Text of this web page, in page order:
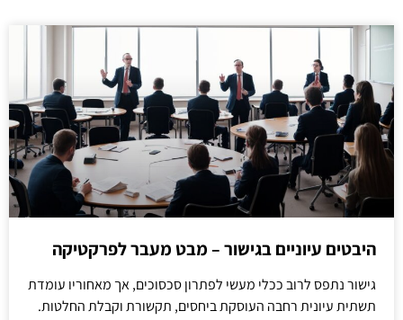
היבטים עיוניים בגישור – מבט מעבר לפרקטיקה
גישור נתפס לרוב ככלי מעשי לפתרון סכסוכים, אך מאחוריו עומדת
תשתית עיונית רחבה העוסקת ביחסים, תקשורת וקבלת החלטות.